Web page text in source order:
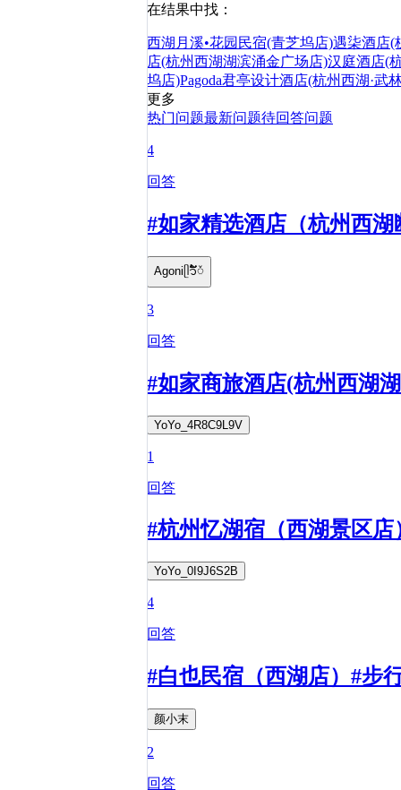
在结果中找：
西湖月溪•花园民宿(青芝坞店)遇柒酒店(
店(杭州西湖湖滨涌金广场店)汉庭酒店(
坞店)Pagoda君亭设计酒店(杭州西湖·武
更多
热门问题最新问题待回答问题
4
回答
#如家精选酒店（杭州西
Agoniᥫ᭡້໌ᮨ
3
回答
#如家商旅酒店(杭州西湖
YoYo_4R8C9L9V
1
回答
#杭州忆湖宿（西湖景区
YoYo_0I9J6S2B
4
回答
#白也民宿（西湖店）#步
颜小末
2
回答